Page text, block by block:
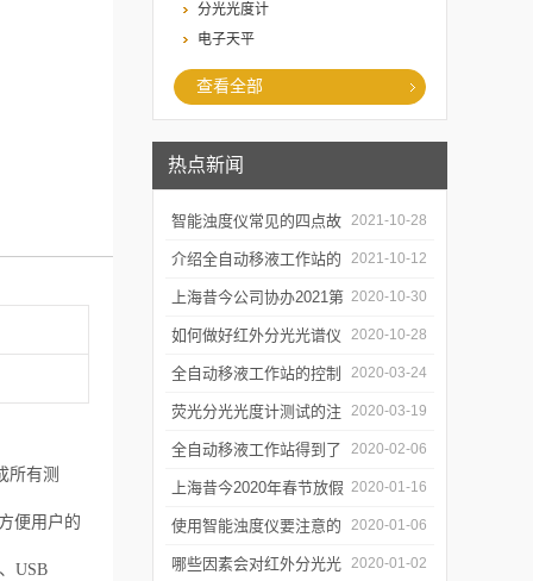
分光光度计
电子天平
查看全部
热点新闻
智能浊度仪常见的四点故
障
2021-10-28
介绍全自动移液工作站的
三种移液方式
2021-10-12
上海昔今公司协办2021第
二届上海沪助科研圈发展
年会
2020-10-30
如何做好红外分光光谱仪
的防潮工作
2020-10-28
全自动移液工作站的控制
软件有哪些特点
2020-03-24
荧光分光光度计测试的注
意事项有哪些
2020-03-19
全自动移液工作站得到了
广泛的应用
2020-02-06
上海昔今2020年春节放假
通知
2020-01-16
使用智能浊度仪要注意的
几个要点
2020-01-06
哪些因素会对红外分光光 2020-01-02
所有测
便用户的
USB